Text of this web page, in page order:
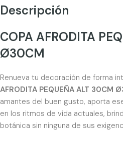
Descripción
COPA AFRODITA
Ø30CM
Renueva tu decoración de forma
AFRODITA PEQUEÑA ALT 30CM
amantes del buen gusto, aporta
en los ritmos de vida actuales,
botánica sin ninguna de sus